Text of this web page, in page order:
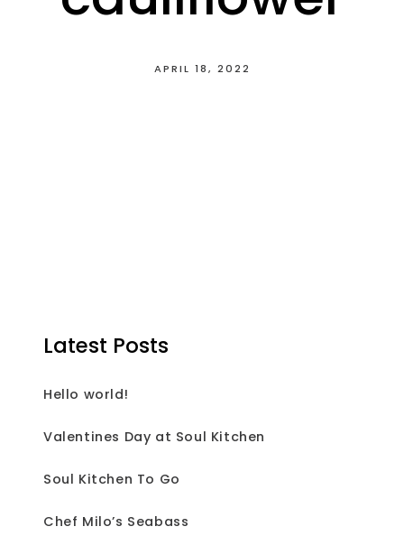
APRIL 18, 2022
Latest Posts
Hello world!
Valentines Day at Soul Kitchen
Soul Kitchen To Go
Chef Milo’s Seabass